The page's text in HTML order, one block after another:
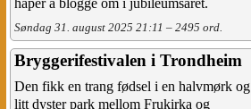
Søndag 31. august 2025 21:11 – 2495 ord.
Bryggerifestivalen i Trondheim
Den fikk en trang fødsel i en halvmørk og
litt dyster park mellom Frukirka og